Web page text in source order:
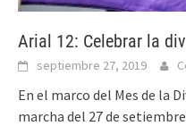
Arial 12: Celebrar la
septiembre 27, 2019
En el marco del Mes de la
marcha del 27 de